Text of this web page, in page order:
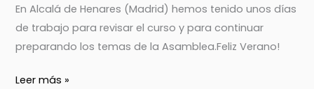
En Alcalá de Henares (Madrid) hemos tenido unos días
de trabajo para revisar el curso y para continuar
preparando los temas de la Asamblea.Feliz Verano!
Leer más »